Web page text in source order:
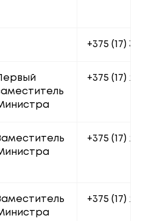
+375 (17)
+375 (17)
+375 (17)
+375 (17)